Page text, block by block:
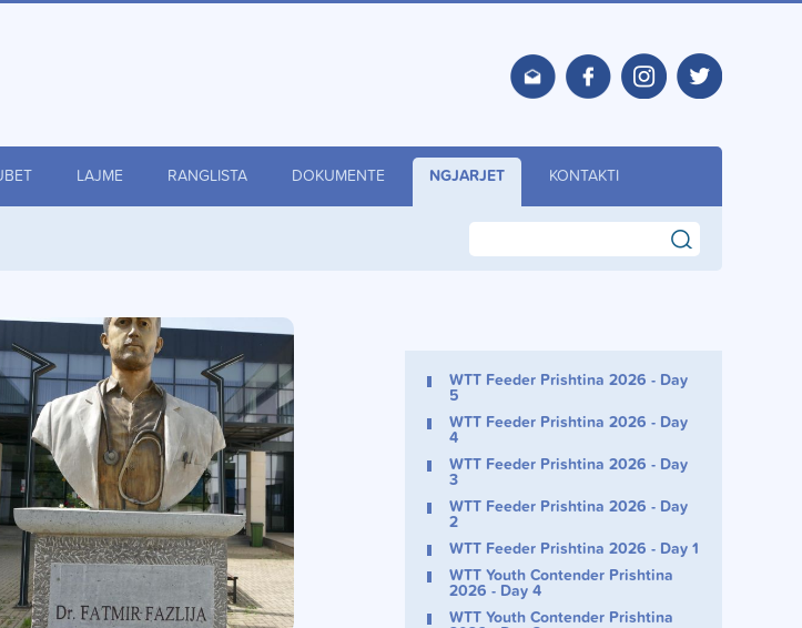
LAJME RANGLISTA DOKUMENTE NGJARJET KONTAKTI
search
WTT Feeder Prishtina 2026 - Day
5
WTT Feeder Prishtina 2026 - Day
4
WTT Feeder Prishtina 2026 - Day
3
WTT Feeder Prishtina 2026 - Day
2
WTT Feeder Prishtina 2026 - Day 1
WTT Youth Contender Prishtina
2026 - Day 4
WTT Youth Contender Prishtina